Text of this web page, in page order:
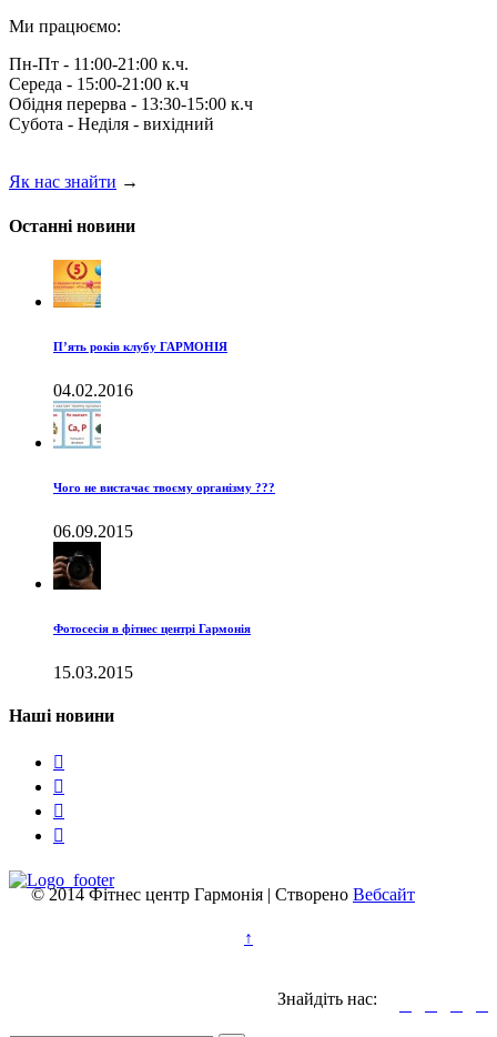
Ми працюємо:
Пн-Пт - 11:00-21:00 к.ч.
Середа - 15:00-21:00 к.ч
Обідня перерва - 13:30-15:00 к.ч
Субота - Неділя - вихідний
Як нас знайти →
Останні новини
П’ять років клубу ГАРМОНІЯ
04.02.2016
Чого не вистачає твоєму організму ???
06.09.2015
Фотосесія в фітнес центрі Гармонія
15.03.2015
Наші новини




© 2014 Фітнес центр Гармонія | Створено Вебсайт
↑
Знайдіть нас: